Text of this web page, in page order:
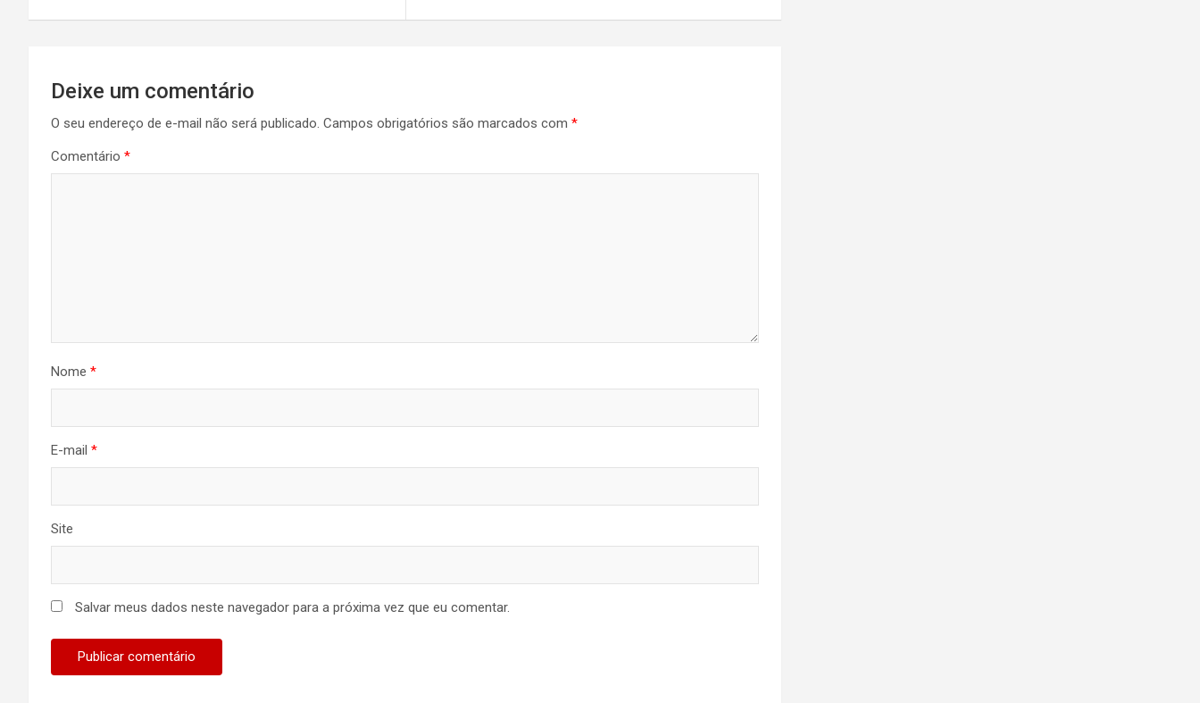
Post
Deixe um comentário
O seu endereço de e-mail não será publicado. Campos obrigatórios são marcados com *
Comentário *
Nome *
E-mail *
Site
Salvar meus dados neste navegador para a próxima vez que eu comentar.